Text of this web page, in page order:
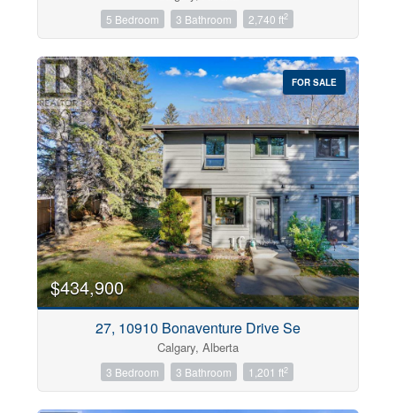
5 Bedroom 3 Bathroom 2,740 ft2
FOR SALE
$434,900
27, 10910 Bonaventure Drive Se
Calgary, Alberta
3 Bedroom 3 Bathroom 1,201 ft2